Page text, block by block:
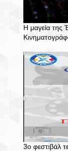
Η μαγεία της
3ο φεστιβάλ